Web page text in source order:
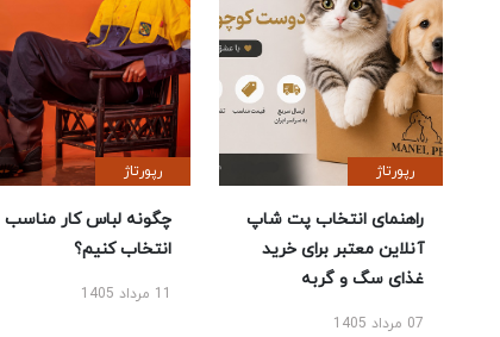
رپورتاژ
راهنمای انتخاب پت شاپ
آنلاین معتبر برای خرید
غذای سگ و گربه
07 مرداد 1405
رپورتاژ
چگونه لباس کار مناسب
انتخاب کنیم؟
11 مرداد 1405